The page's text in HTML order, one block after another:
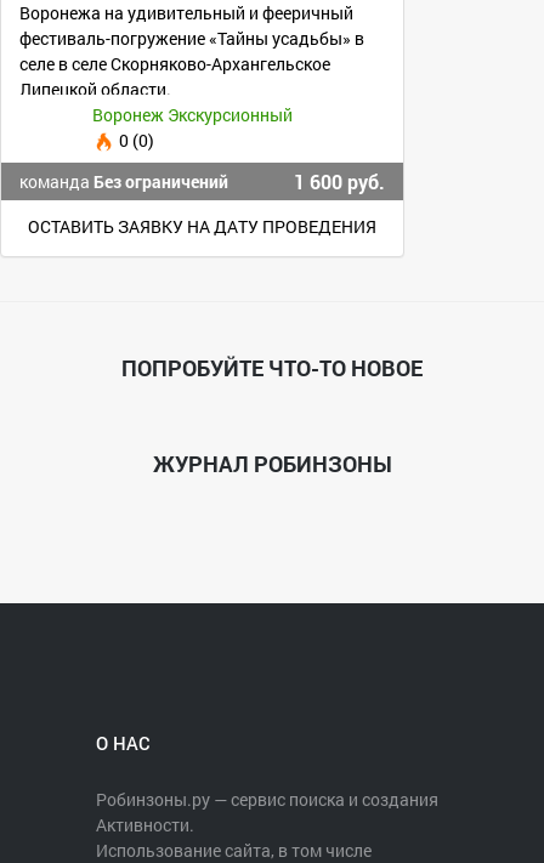
Воронежа на удивительный и фееричный
фестиваль-погружение «Тайны усадьбы» в
селе в селе Скорняково-Архангельское
Липецкой области.
Воронеж Экскурсионный
0 (0)
команда Без ограничений 1 600 руб.
ОСТАВИТЬ ЗАЯВКУ НА ДАТУ ПРОВЕДЕНИЯ
ПОПРОБУЙТЕ ЧТО-ТО НОВОЕ
ЖУРНАЛ РОБИНЗОНЫ
О НАС
Робинзоны.ру — сервис поиска и создания
Активности.
Использование сайта, в том числе